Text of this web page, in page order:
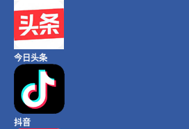
今日头条
抖音